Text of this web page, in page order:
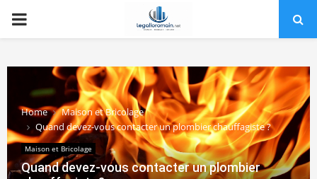
PRIMARY
Home
Maison et Bricolage
Quand devez-vous contacter un plombier chauffagiste ?
Maison et Bricolage
Quand devez-vous contacter un plombier